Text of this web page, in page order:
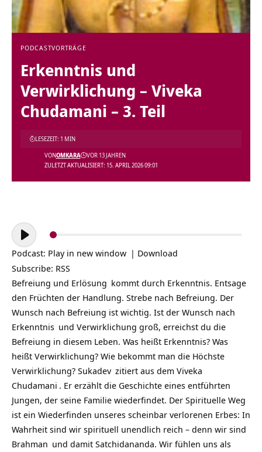
PODCASTVORTRÄGE
Erkenntnis und
Verwirklichung – Viveka
Chudamani – 3. Teil
ZULETZT AKTUALISIERT: 15. APRIL 2026 09:01
VONOMKARA VOR 13 JAHREN
LESEZEIT: 1 MIN
Audio-
Player
Podcast: Play in new window | Download
Subscribe: RSS
Befreiung und Erlösung kommt durch Erkenntnis. Entsage
den Früchten der Handlung. Strebe nach Befreiung. Der
Wunsch nach Befreiung ist wichtig. Ist der Wunsch nach
Erkenntnis und Verwirklichung groß, erreichst du die
Befreiung in diesem Leben. Was heißt Erkenntnis? Was
heißt Verwirklichung? Wie bekommt man die Höchste
Verwirklichung? Sukadev zitiert aus dem Viveka
Chudamani . Er erzählt die Geschichte eines entführten
Jungen, der seine Familie wiederfindet. Der Spirituelle Weg
ist ein Wiederfinden unseres scheinbar verlorenen Erbes: In
Wahrheit sind wir spirituell unendlich reich – denn wir sind
Brahman und damit Satchidananda. Wir fühlen uns als